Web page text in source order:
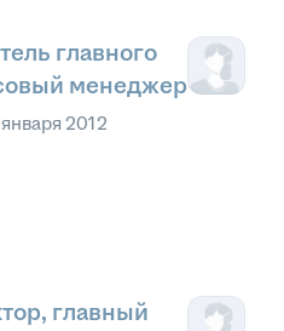
главного
менеджер
2012
главный